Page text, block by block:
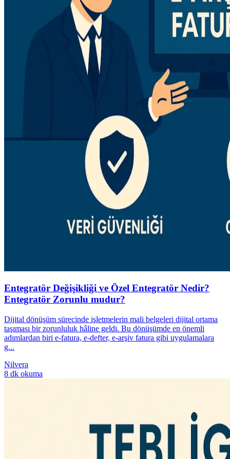
Entegratör Değişikliği ve Özel Entegratör Nedir?
Entegratör Zorunlu mudur?
Dijital dönüşüm sürecinde işletmelerin mali belgeleri dijital ortama
taşıması bir zorunluluk hâline geldi. Bu dönüşümde en önemli
adımlardan biri e-fatura, e-defter, e-arşiv fatura gibi uygulamalara
g...
Nilvera
8 dk okuma